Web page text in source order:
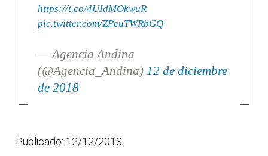
https://t.co/4UIdMOkwuR
pic.twitter.com/ZPeuTWRbGQ
— Agencia Andina
(@Agencia_Andina) 12 de diciembre
de 2018
Publicado: 12/12/2018